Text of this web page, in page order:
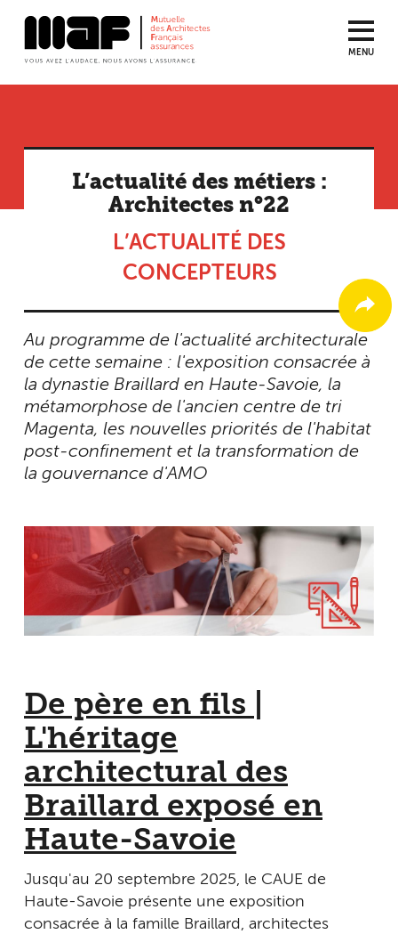
MENU
L’actualité des métiers :
Architectes n°22
L’ACTUALITÉ DES
CONCEPTEURS
Au programme de l'actualité architecturale
de cette semaine : l'exposition consacrée à
la dynastie Braillard en Haute-Savoie, la
métamorphose de l'ancien centre de tri
Magenta, les nouvelles priorités de l'habitat
post-confinement et la transformation de
la gouvernance d'AMO
De père en fils |
L'héritage
architectural des
Braillard exposé en
Haute-Savoie
Jusqu'au 20 septembre 2025, le CAUE de
Haute-Savoie présente une exposition
consacrée à la famille Braillard, architectes